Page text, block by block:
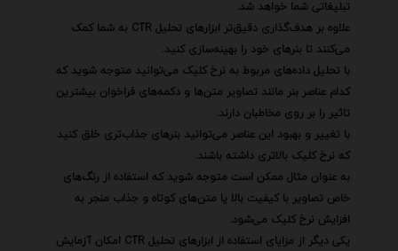
تبلیغاتی شما خواهد شد.
علاوه بر هدف‌گذاری دقیق‌تر ابزارهای تحلیل CTR به شما کمک
می‌کنند تا بنرهای خود را بهینه‌سازی کنید.
با تحلیل داده‌های مربوط به نرخ کلیک می‌توانید متوجه شوید که
کدام عناصر بنر مانند تصاویر متن‌ها و دکمه‌های فراخوان بیشترین
تاثیر را بر روی مخاطبان دارند.
با تغییر و بهبود این عناصر می‌توانید بنرهای جذاب‌تری خلق کنید
که نرخ کلیک بالاتری داشته باشند.
به عنوان مثال ممکن است متوجه شوید که استفاده از رنگ‌های
خاص تصاویر با کیفیت بالا یا متن‌های کوتاه و جذاب منجر به
افزایش نرخ کلیک می‌شود.
یکی دیگر از مزایای استفاده از ابزارهای تحلیل CTR امکان آزمایش